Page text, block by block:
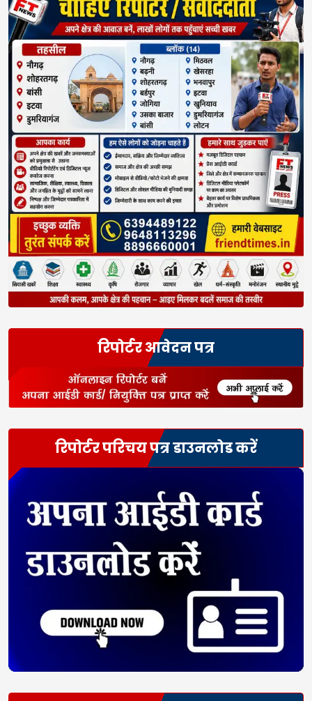
रिपोर्टर आवेदन पत्र
रिपोर्टर परिचय पत्र डाउनलोड करें